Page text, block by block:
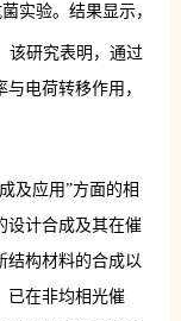
实验。结果显示，
该研究表明，通过
电荷转移作用，
及应用”方面的相
设计合成及其在催
结构材料的合成以
已在非均相光催